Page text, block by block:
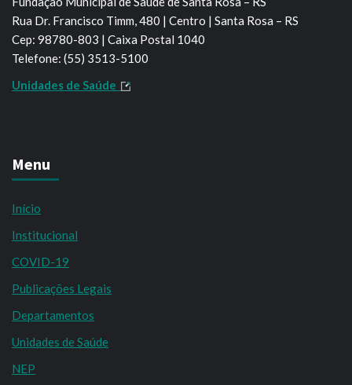
Rua Dr. Francisco Timm, 480 | Centro | Santa Rosa – RS
Cep: 98780-803 | Caixa Postal 1040
Telefone: (55) 3513-5100
Unidades de Saúde
Menu
Início
Institucional
COVID-19
Publicações Legais
Departamentos
Unidades de Saúde
NEP